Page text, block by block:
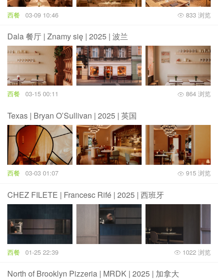
西餐 03-09 10:46 833 浏览
Dala 餐厅 | Znamy się | 2025 | 波兰
西餐 03-15 00:11 864 浏览
Texas | Bryan O’Sullivan | 2025 | 英国
西餐 03-03 01:07 915 浏览
CHEZ FILETE | Francesc Rifé | 2025 | 西班牙
西餐 01-25 22:39 1022 浏览
North of Brooklyn Pizzeria | MRDK | 2025 | 加拿大